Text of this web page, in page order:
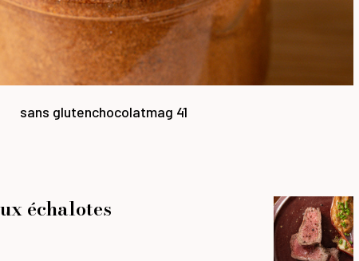
sans glutenchocolatmag 41
échalotes